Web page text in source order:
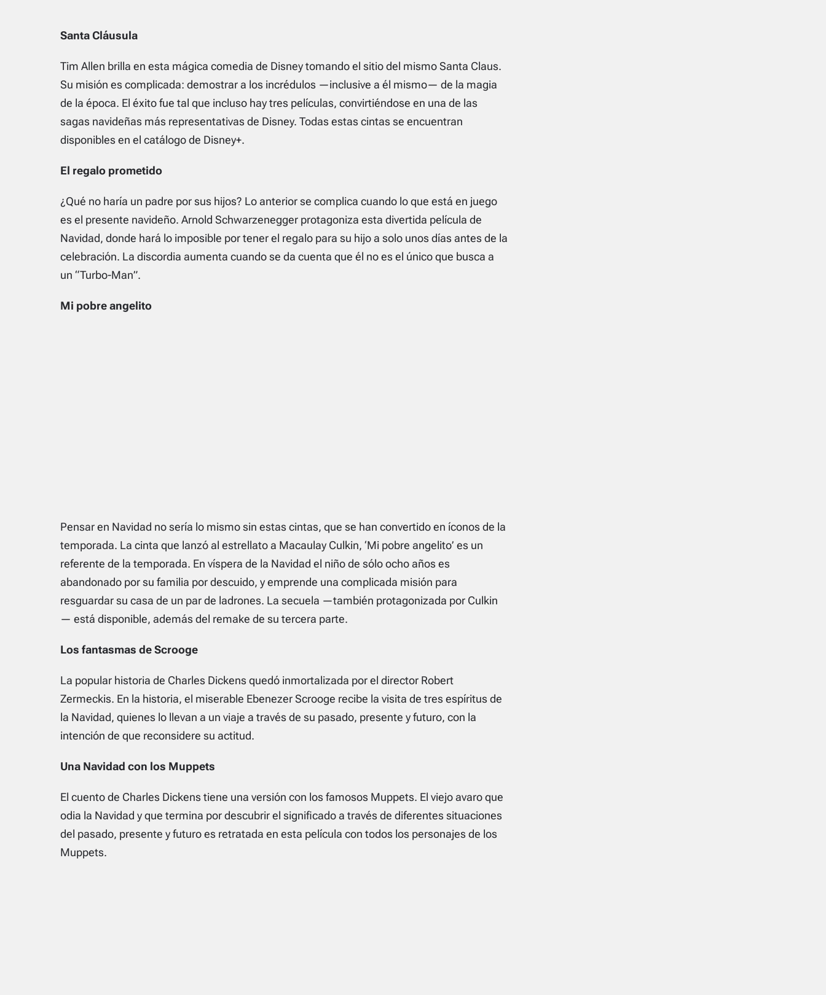
Santa Cláusula
Tim Allen brilla en esta mágica comedia de Disney tomando el sitio del mismo Santa Claus.
Su misión es complicada: demostrar a los incrédulos —inclusive a él mismo— de la magia
de la época. El éxito fue tal que incluso hay tres películas, convirtiéndose en una de las
sagas navideñas más representativas de Disney. Todas estas cintas se encuentran
disponibles en el catálogo de Disney+.
El regalo prometido
¿Qué no haría un padre por sus hijos? Lo anterior se complica cuando lo que está en juego
es el presente navideño. Arnold Schwarzenegger protagoniza esta divertida película de
Navidad, donde hará lo imposible por tener el regalo para su hijo a solo unos días antes de la
celebración. La discordia aumenta cuando se da cuenta que él no es el único que busca a
un “Turbo-Man”.
Mi pobre angelito
Pensar en Navidad no sería lo mismo sin estas cintas, que se han convertido en íconos de la
temporada. La cinta que lanzó al estrellato a Macaulay Culkin, ‘Mi pobre angelito’ es un
referente de la temporada. En víspera de la Navidad el niño de sólo ocho años es
abandonado por su familia por descuido, y emprende una complicada misión para
resguardar su casa de un par de ladrones. La secuela —también protagonizada por Culkin
— está disponible, además del remake de su tercera parte.
Los fantasmas de Scrooge
La popular historia de Charles Dickens quedó inmortalizada por el director Robert
Zermeckis. En la historia, el miserable Ebenezer Scrooge recibe la visita de tres espíritus de
la Navidad, quienes lo llevan a un viaje a través de su pasado, presente y futuro, con la
intención de que reconsidere su actitud.
Una Navidad con los Muppets
El cuento de Charles Dickens tiene una versión con los famosos Muppets. El viejo avaro que
odia la Navidad y que termina por descubrir el significado a través de diferentes situaciones
del pasado, presente y futuro es retratada en esta película con todos los personajes de los
Muppets.